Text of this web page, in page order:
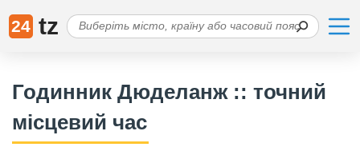
24 tz
Годинник Дюделанж :: точний
місцевий час